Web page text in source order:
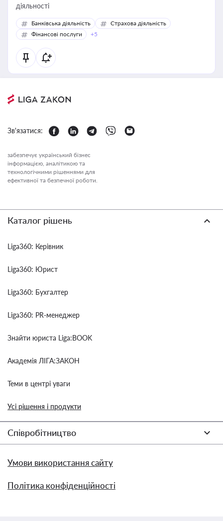
діяльності
Банківська діяльність
Страхова діяльність
Фінансові послуги
+5
Зв'язатися:
забезпечує український бізнес
інформацією, аналітикою та
технологічними рішеннями для
ефективної та безпечної роботи.
Каталог рішень
Liga360: Керівник
Liga360: Юрист
Liga360: Бухгалтер
Liga360: PR-менеджер
Знайти юриста Liga:BOOK
Академія ЛІГА:ЗАКОН
Теми в центрі уваги
Усі рішення і продукти
Співробітництво
Умови використання сайту
Політика конфіденційності